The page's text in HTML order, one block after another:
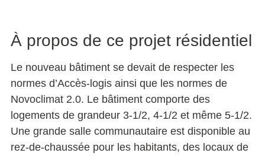
À propos de ce projet résidentiel
Le nouveau bâtiment se devait de respecter les
normes d’Accès-logis ainsi que les normes de
Novoclimat 2.0. Le bâtiment comporte des
logements de grandeur 3-1/2, 4-1/2 et même 5-1/2.
Une grande salle communautaire est disponible au
rez-de-chaussée pour les habitants, des locaux de